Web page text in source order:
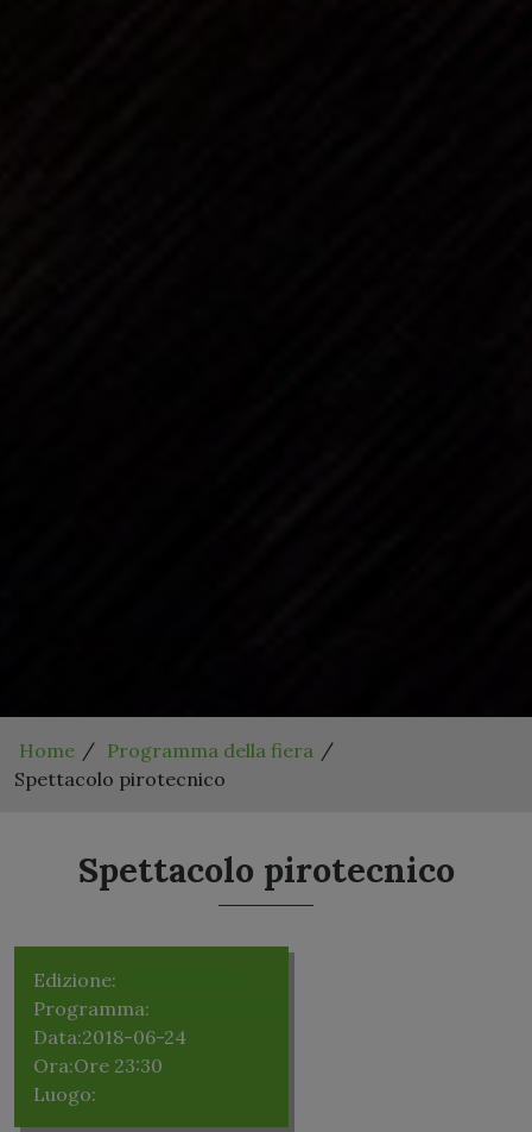
Home
Programma della fiera
Spettacolo pirotecnico
Spettacolo pirotecnico
Edizione:
Programma:
Data:2018-06-24
Ora:Ore 23:30
Luogo: